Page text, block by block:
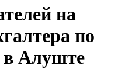
на
по
в Алуште